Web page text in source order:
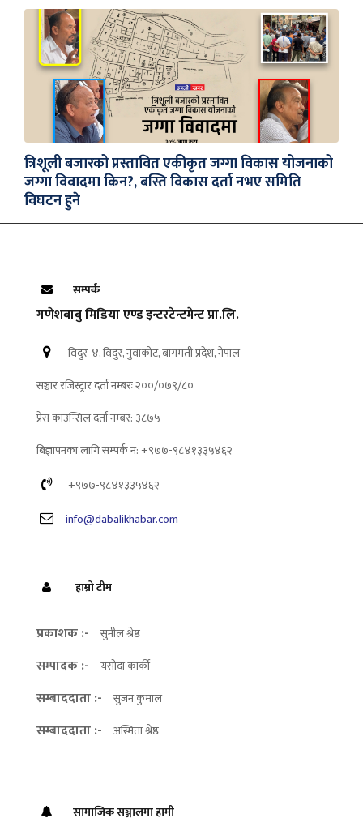
त्रिशूली बजारको प्रस्तावित एकीकृत जग्गा विकास योजनाको
जग्गा विवादमा किन?, बस्ति विकास दर्ता नभए समिति
विघटन हुने
सम्पर्क
गणेशबाबु मिडिया एण्ड इन्टरटेन्टमेन्ट प्रा.लि.
विदुर-४, विदुर, नुवाकोट, बागमती प्रदेश, नेपाल
सञ्चार रजिस्ट्रार दर्ता नम्बरः २००/०७९/८०
प्रेस काउन्सिल दर्ता नम्बर: ३८७५
बिज्ञापनका लागि सम्पर्क न: +९७७-९८४१३३५४६२
+९७७-९८४१३३५४६२
info@dabalikhabar.com
हाम्रो टीम
प्रकाशक :- सुनील श्रेष्ठ
सम्पादक :- यसोदा कार्की
सम्बाददाता :- सुजन कुमाल
सम्बाददाता :- अस्मिता श्रेष्ठ
सामाजिक सञ्जालमा हामी